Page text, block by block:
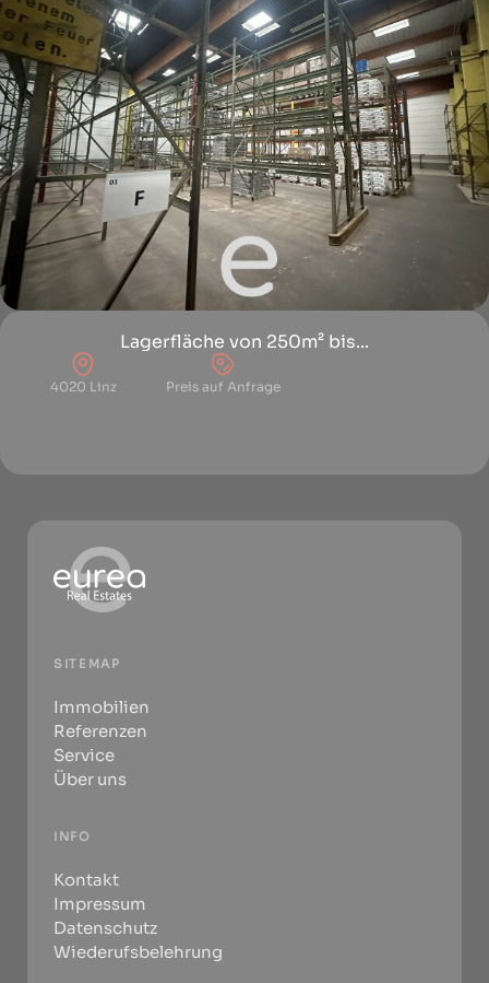
Lagerfläche von 250m² bis...
4020 Linz Preis auf Anfrage
SITEMAP
Immobilien
Referenzen
Service
Über uns
INFO
Kontakt
Impressum
Datenschutz
Wiederufsbelehrung